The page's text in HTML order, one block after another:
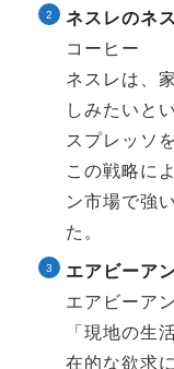
ネスレのネ
コーヒー
ネスレは、
しみたいと
スプレッソ
この戦略に
ン市場で強
た。
エアビーア
エアビーア
「現地の生
在的な欲求